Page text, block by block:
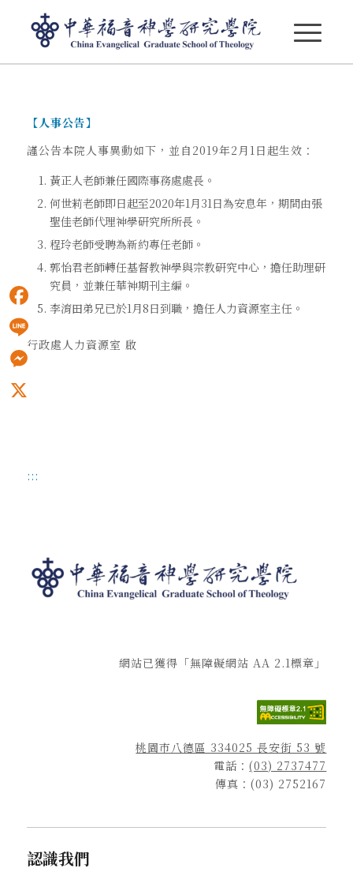
【人事公告】
謹公告本院人事異動如下，並自2019年2月1日起生效：
黃正人老師兼任國際事務處處長。
何世莉老師即日起至2020年1月31日為安息年，期間由張
聖佳老師代理神學研究所所長。
程玲老師受聘為新約專任老師。
郭怡君老師轉任基督教神學與宗教研究中心，擔任助理研
究員，並兼任華神期刊主編。
李淯田弟兄已於1月8日到職，擔任人力資源室主任。
行政處人力資源室 啟
:::
網站已獲得「無障礙網站 AA 2.1標章」
桃園市八德區 334025 長安街 53 號
電話：(03) 2737477
傳真：(03) 2752167
認識我們
Facebook
Line
Messenger